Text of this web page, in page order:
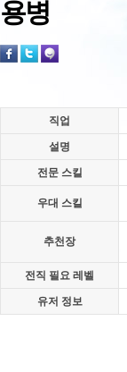
용병
직업
설명
전문 스킬
우대 스킬
추천장
전직 필요 레벨
유저 정보